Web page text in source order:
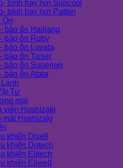
bình bay hơi Supcool
bình bay hơi Patton
Ôn
bảo ôn Hailiang
bảo ôn Ruby
bảo ôn Luvata
bảo ôn Taisei
bảo ôn Superlon
bảo ôn Atata
Tư
mại
viên Hoshizaki
mát Hoshizaki
khiển Dixell
khiển Dotech
khiển Elitech
khiển Eliwell